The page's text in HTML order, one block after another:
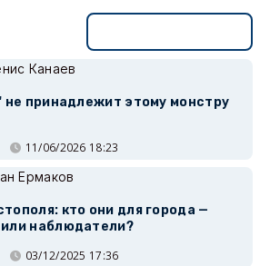
Канаев
не принадлежит этому монстру
11/06/2026 18:23
Ермаков
кто они для города —
наблюдатели?
03/12/2025 17:36